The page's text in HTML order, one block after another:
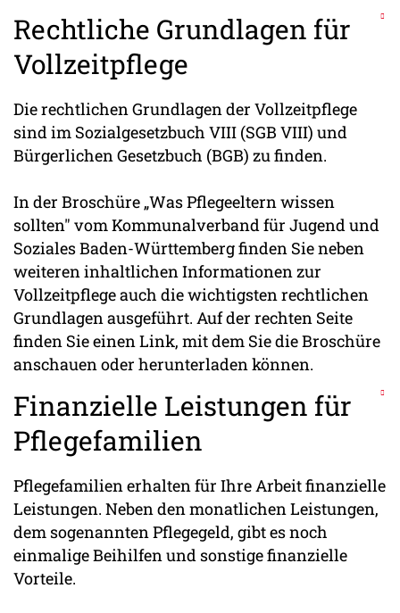
Rechtliche Grundlagen für
Vollzeitpflege
Die rechtlichen Grundlagen der Vollzeitpflege
sind im Sozialgesetzbuch VIII (SGB VIII) und
Bürgerlichen Gesetzbuch (BGB) zu finden.
In der Broschüre „Was Pflegeeltern wissen
sollten" vom Kommunalverband für Jugend und
Soziales Baden-Württemberg finden Sie neben
weiteren inhaltlichen Informationen zur
Vollzeitpflege auch die wichtigsten rechtlichen
Grundlagen ausgeführt. Auf der rechten Seite
finden Sie einen Link, mit dem Sie die Broschüre
anschauen oder herunterladen können.
Finanzielle Leistungen für
Pflegefamilien
Pflegefamilien erhalten für Ihre Arbeit finanzielle
Leistungen. Neben den monatlichen Leistungen,
dem sogenannten Pflegegeld, gibt es noch
einmalige Beihilfen und sonstige finanzielle
Vorteile.